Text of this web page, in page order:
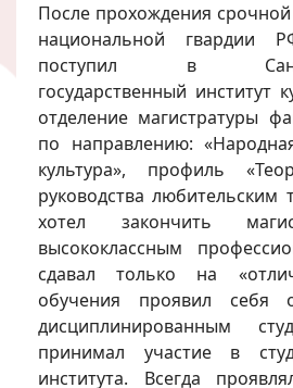
После прохождения
национальной гвардии
поступил в Санкт-
государственный институт
отделение магистратуры
по направлению:
культура», профиль
руководства любительским
хотел закончить
высококлассным
сдавал только на
обучения проявил себя
дисциплинированным
принимал участие в
института. Всегда